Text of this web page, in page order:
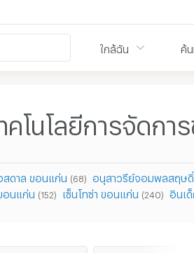
ใกล้ฉัน ค้น
โนโลยีการจัดกา
สดาล ขอนแก่น (68) อนุสาวรีย์จอมพลสฤษดิ์
อนแก่น (152) เซ็นโทซ่า ขอนแก่น (240) อินเ